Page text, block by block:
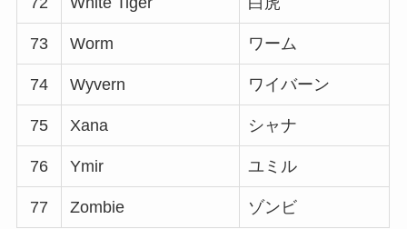
73 Worm ワーム
74 Wyvern ワイバーン
75 Xana シャナ
76 Ymir ユミル
77 Zombie ゾンビ